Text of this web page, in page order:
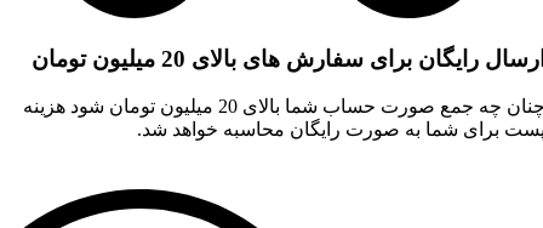
رایگان برای سفارش های بالای 20 میلیون تومان
چنان چه جمع صورت حساب شما بالای 20 میلیون تومان شود هزینه
برای شما به صورت رایگان محاسبه خواهد شد.